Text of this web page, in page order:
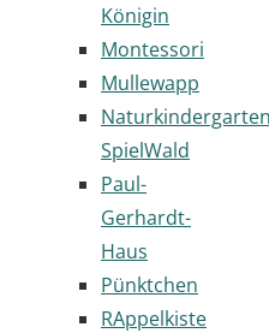
Königin
Montessori
Mullewapp
SpielWald
Paul-
Gerhardt-
Haus
Pünktchen
RAppelkiste